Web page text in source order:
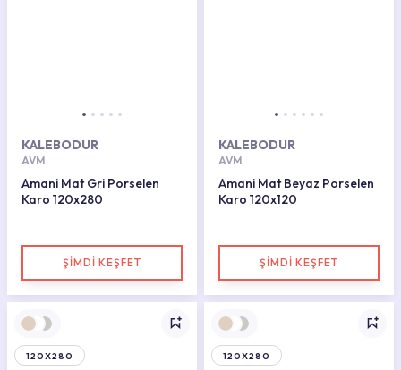
KALEBODUR
AVM
Amani Mat Gri Porselen
Karo 120x280
ŞİMDİ KEŞFET
KALEBODUR
AVM
Amani Mat Beyaz Porselen
Karo 120x120
ŞİMDİ KEŞFET
120X280 120X280